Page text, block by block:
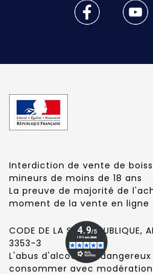
Interdiction de vente de
mineurs de moins de 18 ans
La preuve de majorité de
moment de la vente en ligne
CODE DE LA SANTE PUBLIQUE,
3353-3
L'abus d'alcool est
consommer avec